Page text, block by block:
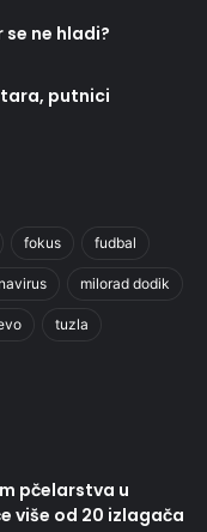
ne hladi?
putnici
fokus fudbal
milorad dodik
tuzla
pčelarstva u
više od 20 izlagača